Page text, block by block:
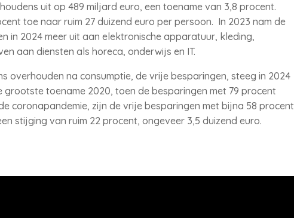
uit op 489 miljard euro, een toename van 3,8 procent.
toe naar ruim 27 duizend euro per persoon. In 2023 nam de
in 2024 meer uit aan elektronische apparatuur, kleding,
aan diensten als horeca, onderwijs en IT.
overhouden na consumptie, de vrije besparingen, steeg in 2024
toename 2020, toen de besparingen met 79 procent
coronapandemie, zijn de vrije besparingen met bijna 58 procent
stijging van ruim 22 procent, ongeveer 3,5 duizend euro.